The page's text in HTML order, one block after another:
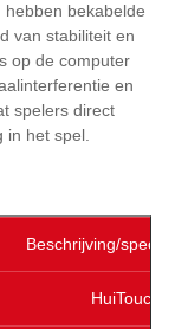
hebben bekabelde
van stabiliteit en
op de computer
en
spelers direct
het spel.
Beschrijving/
HuiTouch